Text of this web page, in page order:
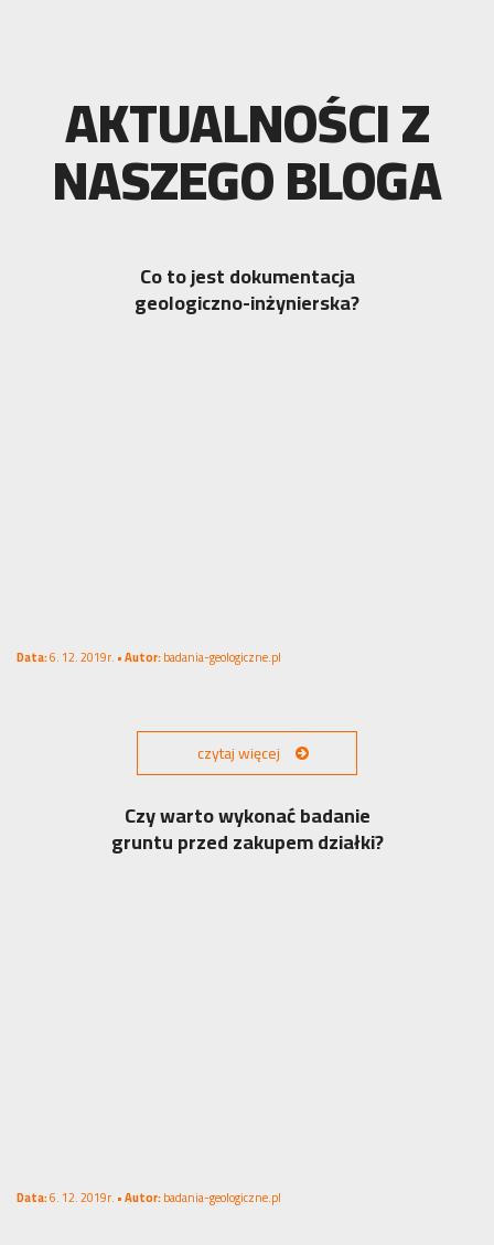
AKTUALNOŚCI Z
NASZEGO BLOGA
Co to jest dokumentacja
geologiczno-inżynierska?
Data:6. 12. 2019r. •Autor:badania-geologiczne.pl
czytaj więcej
Czy warto wykonać badanie
gruntu przed zakupem działki?
Data:6. 12. 2019r. •Autor:badania-geologiczne.pl